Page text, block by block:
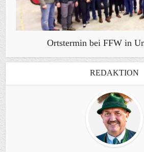
Ortstermin bei FFW in
REDAKTION